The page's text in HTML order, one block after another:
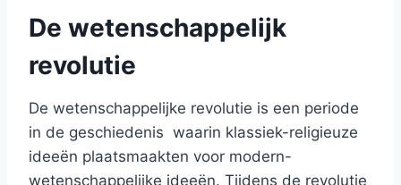
De wetenschappelijk
revolutie
De wetenschappelijke revolutie is een periode
in de geschiedenis waarin klassiek-religieuze
ideeën plaatsmaakten voor modern-
wetenschappelijke ideeën. Tijdens de revolutie